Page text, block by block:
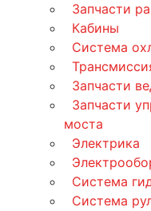
Запчасти
Кабины
Система
Запчасти
Запчасти
моста
Электрика
Система
Система